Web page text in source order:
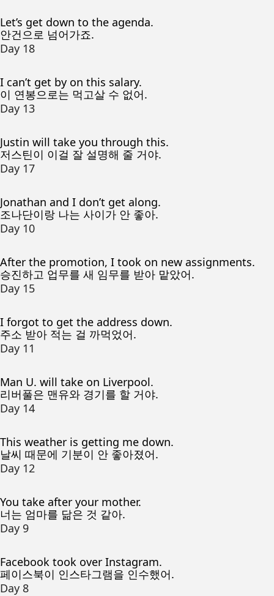
Let’s get down to the agenda.
안건으로 넘어가죠.
Day 18
I can’t get by on this salary.
이 연봉으로는 먹고살 수 없어.
Day 13
Justin will take you through this.
저스틴이 이걸 잘 설명해 줄 거야.
Day 17
Jonathan and I don’t get along.
조나단이랑 나는 사이가 안 좋아.
Day 10
After the promotion, I took on new assignments.
승진하고 업무를 새 임무를 받아 맡았어.
Day 15
I forgot to get the address down.
주소 받아 적는 걸 까먹었어.
Day 11
Man U. will take on Liverpool.
리버풀은 맨유와 경기를 할 거야.
Day 14
This weather is getting me down.
날씨 때문에 기분이 안 좋아졌어.
Day 12
You take after your mother.
너는 엄마를 닮은 것 같아.
Day 9
Facebook took over Instagram.
페이스북이 인스타그램을 인수했어.
Day 8